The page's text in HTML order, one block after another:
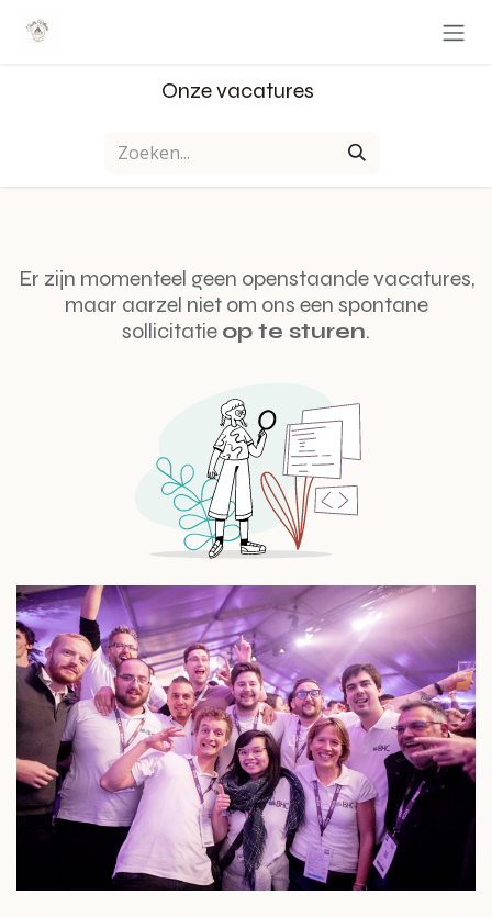
Onze vacatures
Er zijn momenteel geen openstaande vacatures,
maar aarzel niet om ons een spontane
sollicitatie op te sturen.